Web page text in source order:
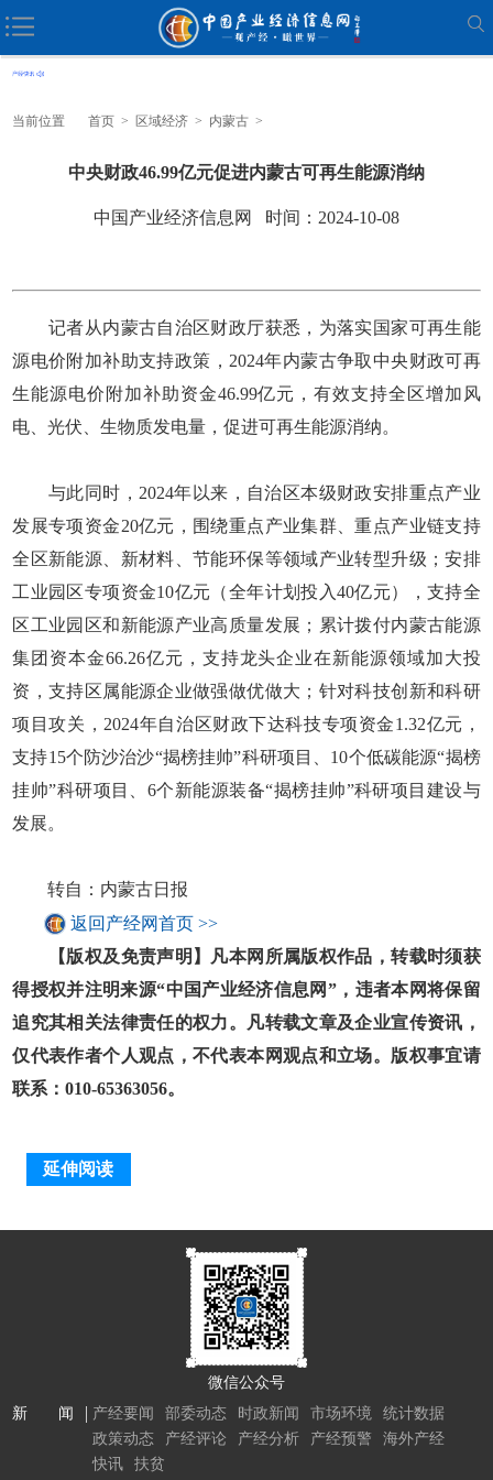
当前位置 首页 > 区域经济 > 内蒙古 >
中央财政46.99亿元促进内蒙古可再生能源消纳
中国产业经济信息网 时间：2024-10-08
记者从内蒙古自治区财政厅获悉，为落实国家可再生能
源电价附加补助支持政策，2024年内蒙古争取中央财政可再
生能源电价附加补助资金46.99亿元，有效支持全区增加风
电、光伏、生物质发电量，促进可再生能源消纳。
与此同时，2024年以来，自治区本级财政安排重点产业
发展专项资金20亿元，围绕重点产业集群、重点产业链支持
全区新能源、新材料、节能环保等领域产业转型升级；安排
工业园区专项资金10亿元（全年计划投入40亿元），支持全
区工业园区和新能源产业高质量发展；累计拨付内蒙古能源
集团资本金66.26亿元，支持龙头企业在新能源领域加大投
资，支持区属能源企业做强做优做大；针对科技创新和科研
项目攻关，2024年自治区财政下达科技专项资金1.32亿元，
支持15个防沙治沙“揭榜挂帅”科研项目、10个低碳能源“揭榜
挂帅”科研项目、6个新能源装备“揭榜挂帅”科研项目建设与
发展。
转自：内蒙古日报
返回产经网首页 >>
【版权及免责声明】凡本网所属版权作品，转载时须获
得授权并注明来源“中国产业经济信息网”，违者本网将保留
追究其相关法律责任的权力。凡转载文章及企业宣传资讯，
仅代表作者个人观点，不代表本网观点和立场。版权事宜请
联系：010-65363056。
延伸阅读
微信公众号
新 闻
产经要闻 部委动态 时政新闻 市场环境
统计数据
政策动态
产经评论 产经分析 产经预警
海外产经
快讯
扶贫